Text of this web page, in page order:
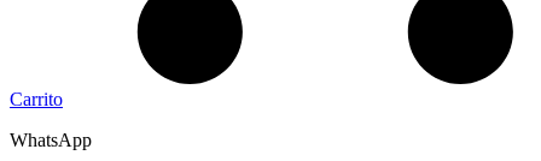
Carrito
WhatsApp